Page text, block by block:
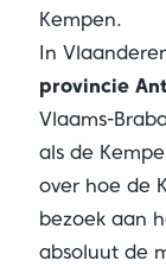
Kempen.
In
provincie
Vlaams-
als de
over hoe de
bezoek aan
absoluut de